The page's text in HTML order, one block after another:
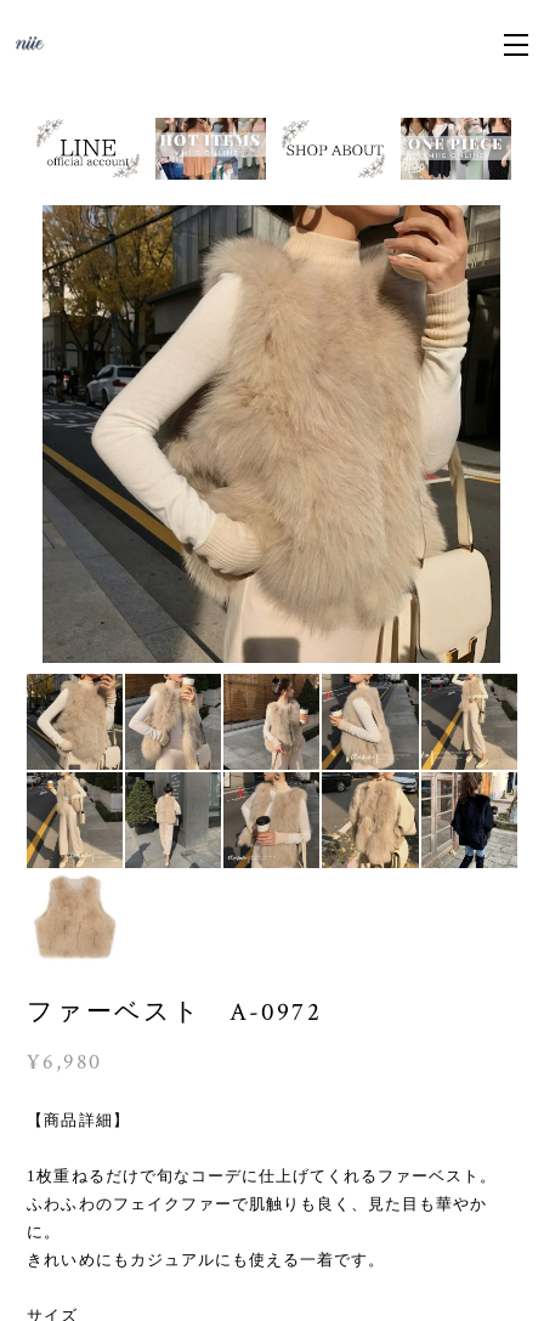
ファーベスト A-0972
¥6,980
【商品詳細】
1枚重ねるだけで旬なコーデに仕上げてくれるファーベスト。
ふわふわのフェイクファーで肌触りも良く、見た目も華やか
に。
きれいめにもカジュアルにも使える一着です。
サイズ